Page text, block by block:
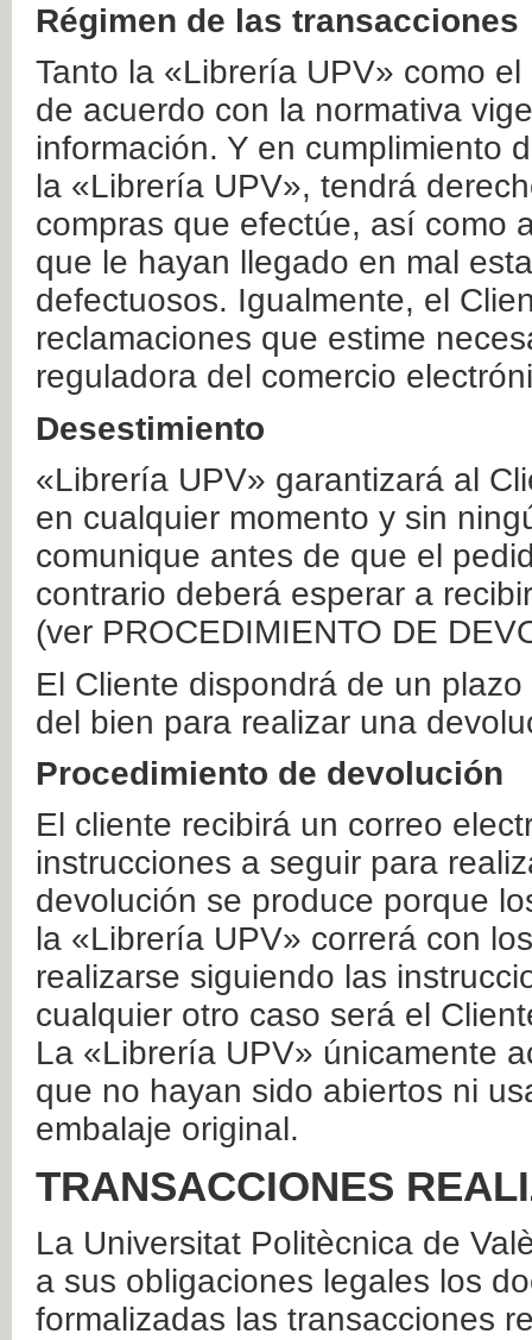
Régimen de las transacciones
Tanto la «Librería UPV» como
de acuerdo con la normativa
información. Y en cumplimiento
la «Librería UPV», tendrá
compras que efectúe, así como
que le hayan llegado en mal
defectuosos. Igualmente, el
reclamaciones que estime
reguladora del comercio
Desestimiento
«Librería UPV» garantizará al
en cualquier momento y sin
comunique antes de que el
contrario deberá esperar a
(ver PROCEDIMIENTO DE
El Cliente dispondrá de un
del bien para realizar una
Procedimiento de devolución
El cliente recibirá un correo
instrucciones a seguir para
devolución se produce porque
la «Librería UPV» correrá con
realizarse siguiendo las
cualquier otro caso será el
La «Librería UPV» únicamente
que no hayan sido abiertos ni
embalaje original.
TRANSACCIONES
La Universitat Politècnica de
a sus obligaciones legales los
formalizadas las transacciones